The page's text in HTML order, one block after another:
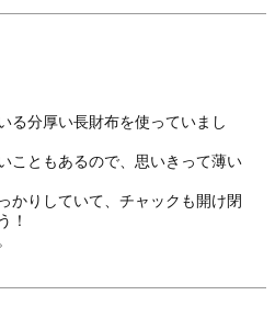
る分厚い長財布を使っていまし
こともあるので、思いきって薄い
かりしていて、チャックも開け閉
！